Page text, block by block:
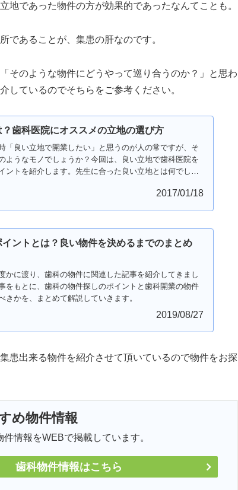
であった物件の方が効果的であったなんてことも。
であることが、集患の肝なのです。
そのような物件にどうやって巡り合うのか？」と思わ
しているのでそちらをご参考ください。
歯科医院にオススメの立地の選び方
「良い立地で開業したい」と思うのが人の常ですが、そ
ようなモノでしょうか？今回は、良い立地で歯科医院を
ントを紹介します。先生に合った良い立地とは何でしょ
2017/01/18
ントとは？良い物件を決めるまでのまとめ
かに渡り、歯科の物件に関連した記事を紹介してきまし
をもとに、歯科の物件探しのポイントと歯科開業の物件
きかを、まとめて解説していきます。
2019/08/27
患出来る物件を紹介させて頂いているので物件をお探
め物件情報
情報をWEBで掲載しています。
歯科物件情報はこちら